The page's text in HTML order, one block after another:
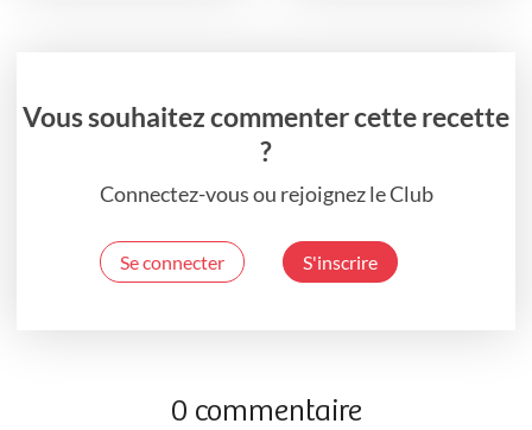
Vous souhaitez commenter cette recette
?
Connectez-vous ou rejoignez le Club
Se connecter S'inscrire
0 commentaire